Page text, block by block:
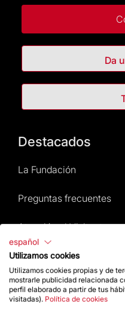
Da
Destacados
La Fundación
Preguntas frecuentes
Atención al Visitante
Normativa y
Noticias y Actualidad
español
Utilizamos cookies
Utilizamos cookies propias y de
mostrarle publicidad relacionada
perfil elaborado a partir de tus
visitadas). Política de cookies